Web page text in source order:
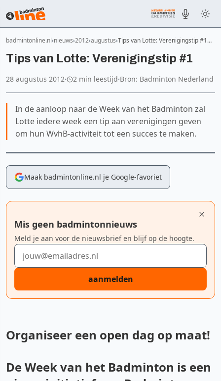
badmintonline.nl nieuws 2012 augustus Tips van Lotte: Verenigingstip #1…
Tips van Lotte: Verenigingstip #1
28 augustus 2012· 2 min leestijd·Bron: Badminton Nederland
In de aanloop naar de Week van het Badminton zal
Lotte iedere week een tip aan verenigingen geven
om hun WvhB-activiteit tot een succes te maken.
Maak badmintonline.nl je Google-favoriet
Mis geen badmintonnieuws
Meld je aan voor de nieuwsbrief en blijf op de hoogte.
E-mailadres
aanmelden
Organiseer een open dag op maat!
De Week van het Badminton is een